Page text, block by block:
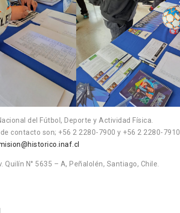
del Fútbol, Deporte y Actividad Física.
contacto son; +56 2 2280-7900 y +56 2 2280-7910
Quilín N° 5635 – A, Peñalolén, Santiago, Chile.